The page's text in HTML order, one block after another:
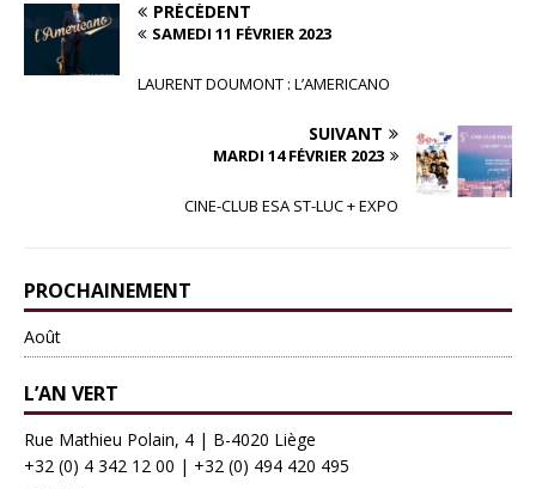
PRÉCÉDENT
SAMEDI 11 FÉVRIER 2023
LAURENT DOUMONT : L’AMERICANO
SUIVANT
MARDI 14 FÉVRIER 2023
CINE-CLUB ESA ST-LUC + EXPO
PROCHAINEMENT
Août
L’AN VERT
Rue Mathieu Polain, 4 | B-4020 Liège
+32 (0) 4 342 12 00 | +32 (0) 494 420 495